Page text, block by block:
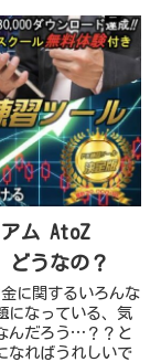
アム AtoZ
うなの？
に関するいろんな
になっている、気
んだろう…？？と
なればうれしいで